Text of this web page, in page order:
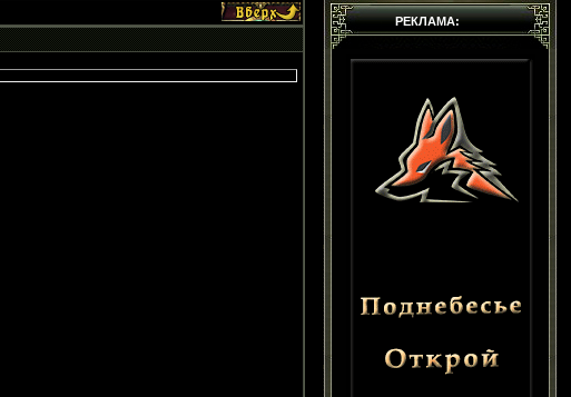
РЕКЛАМА: